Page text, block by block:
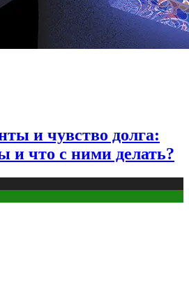
и чувство долга:
и что с ними делать?